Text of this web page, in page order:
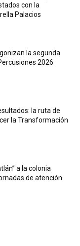
con la
Palacios
la segunda
2026
la ruta de
la Transformación
a la colonia
de atención